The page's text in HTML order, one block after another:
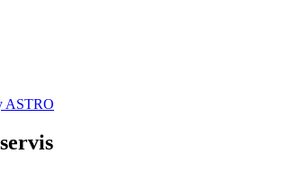
ASTRO